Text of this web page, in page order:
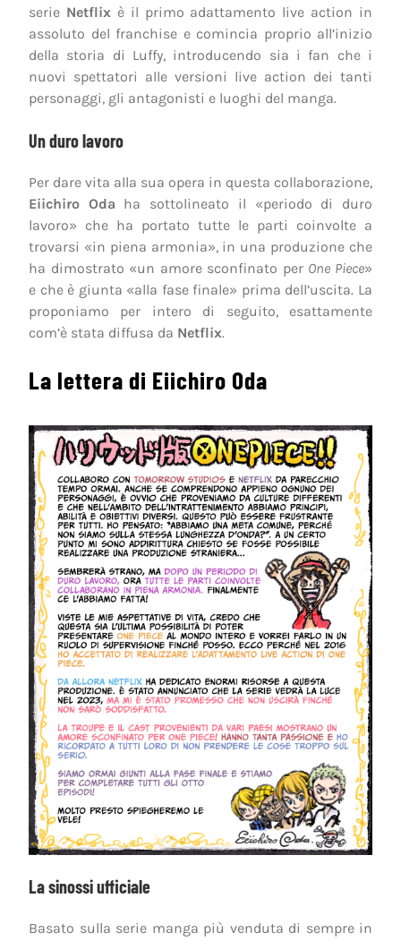
serie Netflixè il primo adattamento live action in
assoluto del franchise e comincia proprio all’inizio
della storia di Luffy, introducendo sia i fan che i
nuovi spettatori alle versioni live action dei tanti
personaggi, gli antagonisti e luoghi del manga.
Un duro lavoro
Per dare vita alla sua opera in questa collaborazione,
Eiichiro Oda ha sottolineato il «periodo di duro
lavoro» che ha portato tutte le parti coinvolte a
trovarsi «in piena armonia», in una produzione che
ha dimostrato «un amore sconfinato per One Piece»
e che è giunta «alla fase finale» prima dell’uscita. La
proponiamo per intero di seguito, esattamente
com’è stata diffusa da Netflix.
La lettera di Eiichiro Oda
La sinossi ufficiale
Basato sulla serie manga più venduta di sempre in